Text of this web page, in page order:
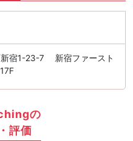
新宿1-23-7 新宿ファースト
の
評価